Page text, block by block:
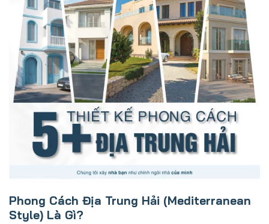
Phong Cách Địa Trung Hải (Mediterranean
Style) Là Gì?